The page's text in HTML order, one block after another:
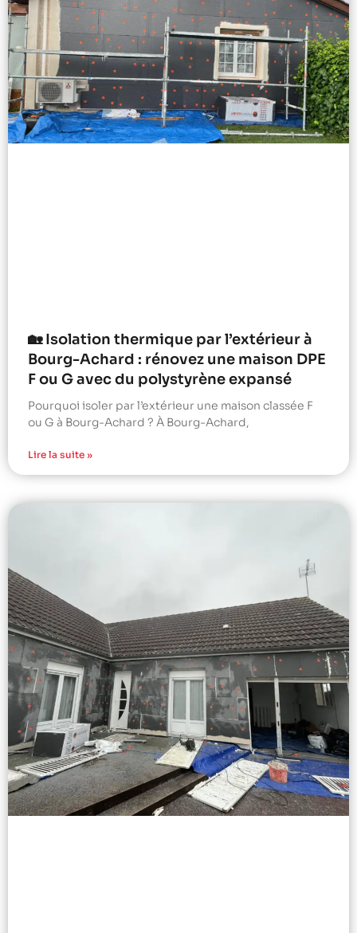
🏡 Isolation thermique par l’extérieur à
Bourg-Achard : rénovez une maison DPE
F ou G avec du polystyrène expansé
Pourquoi isoler par l’extérieur une maison classée F
ou G à Bourg-Achard ? À Bourg-Achard,
Lire la suite »